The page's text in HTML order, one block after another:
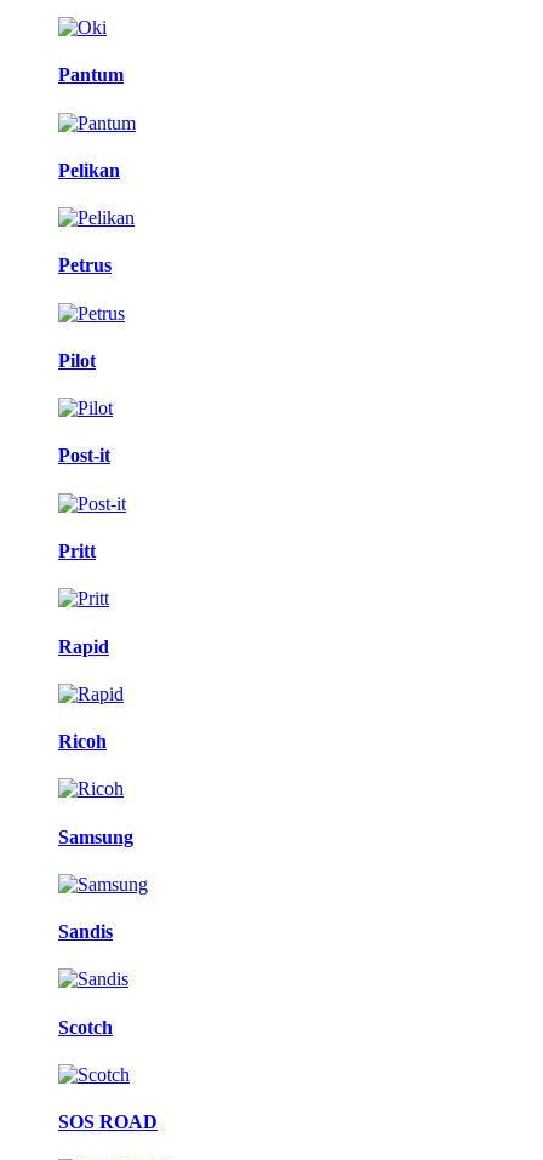
Pantum
Pelikan
Petrus
Pilot
Post-it
Pritt
Rapid
Ricoh
Samsung
Sandis
Scotch
SOS ROAD